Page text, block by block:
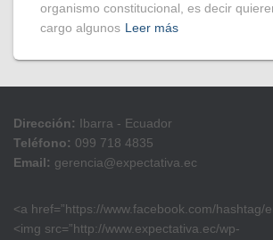
organismo constitucional, es decir
cargo algunos Leer más
Dirección: Ibarra - Ecuador
Teléfono: 099 718 4835
Email: gerencia@expectativa.ec
<a href=”https://www.facebook.com/hashtag/
<img src=”http://www.expectativa.ec/wp-